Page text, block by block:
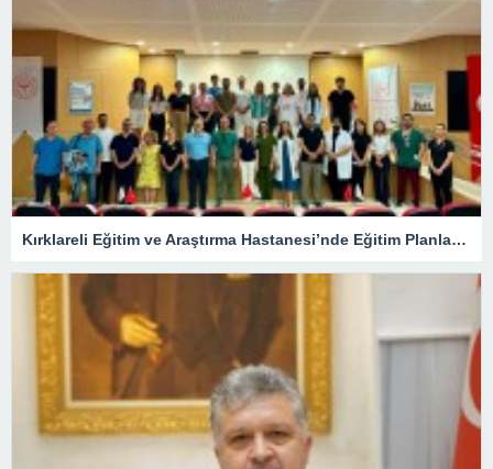
Kırklareli Eğitim ve Araştırma Hastanesi’nde Eğitim Planlaması Masaya Yatırıldı